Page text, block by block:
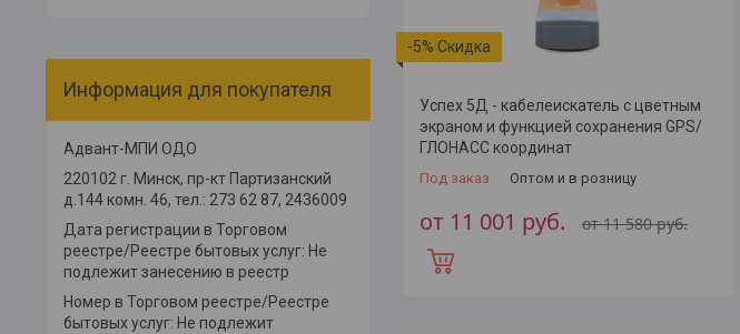
-5%
Успех 5Д - кабелеискатель с цветным
экраном и функцией сохранения GPS/
ГЛОНАСС координат
Под заказ Оптом и в розницу
от 11 580руб.
от 11 001 руб.
Информация для покупателя
Адвант-МПИ ОДО
220102 г. Минск, пр-кт Партизанский
д.144 комн. 46, тел.: 273 62 87, 2436009
Дата регистрации в Торговом
реестре/Реестре бытовых услуг: Не
подлежит занесению в реестр
Номер в Торговом реестре/Реестре
бытовых услуг: Не подлежит